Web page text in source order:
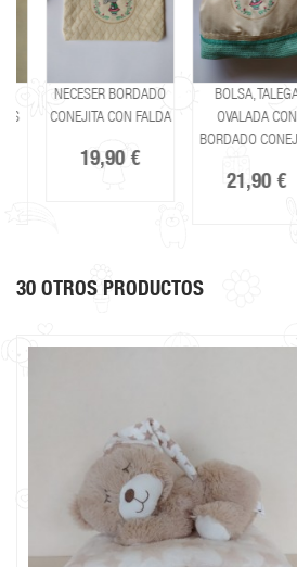
NECESER BORDADO
CONEJITA CON FALDA
19,90 €
BOLSA, TALEGA
OVALADA CON
BORDADO CONEJITA
21,90 €
30 OTROS PRODUCTOS